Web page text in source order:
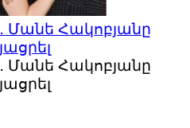
Մանե Հակոբյանը
Մանե Հակոբյանը